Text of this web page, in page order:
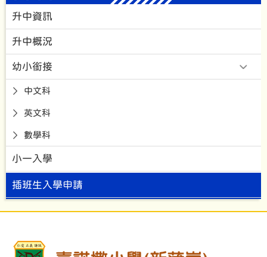
升中資訊
升中概況
幼小銜接
中文科
英文科
數學科
小一入學
插班生入學申請